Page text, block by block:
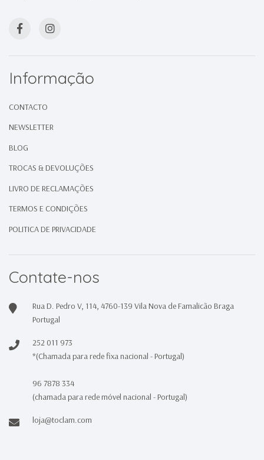
Informação
CONTACTO
NEWSLETTER
BLOG
TROCAS & DEVOLUÇÕES
LIVRO DE RECLAMAÇÕES
TERMOS E CONDIÇÕES
POLITICA DE PRIVACIDADE
Contate-nos
Rua D. Pedro V, 114, 4760-139 Vila Nova de Famalicão Braga
Portugal
252 011 973
*(Chamada para rede fixa nacional - Portugal)
96 7878 334
(chamada para rede móvel nacional - Portugal)
loja@toclam.com